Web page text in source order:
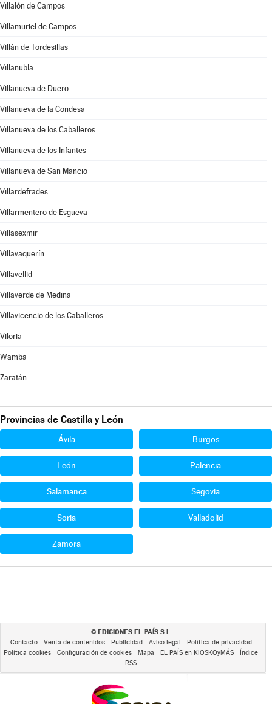
Villalón de Campos
Villamuriel de Campos
Villán de Tordesillas
Villanubla
Villanueva de Duero
Villanueva de la Condesa
Villanueva de los Caballeros
Villanueva de los Infantes
Villanueva de San Mancio
Villardefrades
Villarmentero de Esgueva
Villasexmir
Villavaquerín
Villavellid
Villaverde de Medina
Villavicencio de los Caballeros
Viloria
Wamba
Zaratán
Provincias de Castilla y León
Ávila Burgos
León Palencia
Salamanca Segovia
Soria Valladolid
Zamora
© EDICIONES EL PAÍS S.L.
Contacto Venta de contenidos Publicidad Aviso legal
Política de privacidad
Política cookies
Configuración de cookies Mapa EL PAÍS en KIOSKOyMÁS
Índice
RSS